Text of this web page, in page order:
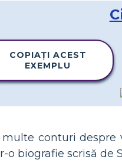
COPIAȚI ACEST
EXEMPLU
conturi despre
o biografie scrisă de